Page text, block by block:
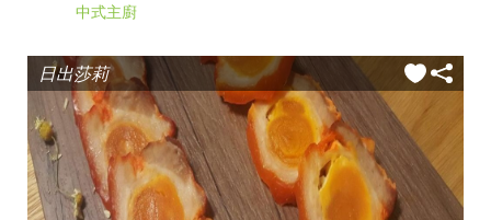
中式主廚
日出莎莉